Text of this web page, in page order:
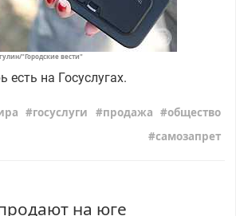
"Городские вести"
есть на Госуслугах.
госуслуги продажа
общество
самозапрет
на юге